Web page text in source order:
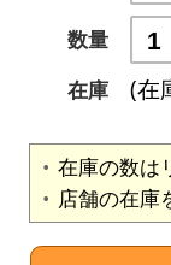
数量
在庫
(在
在庫の数は
店舗の在庫